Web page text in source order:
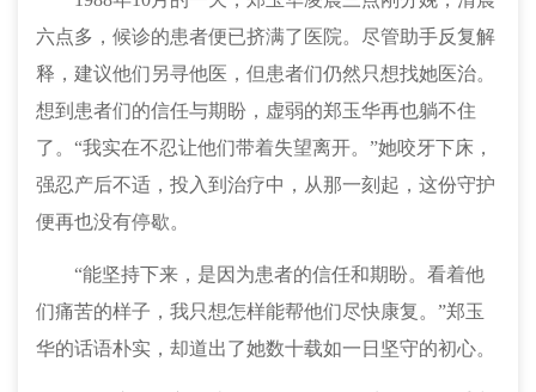
六点多，候诊的患者便已挤满了医院。尽管助手反复解
释，建议他们另寻他医，但患者们仍然只想找她医治。
想到患者们的信任与期盼，虚弱的郑玉华再也躺不住
了。“我实在不忍让他们带着失望离开。”她咬牙下床，
强忍产后不适，投入到治疗中，从那一刻起，这份守护
便再也没有停歇。
“能坚持下来，是因为患者的信任和期盼。看着他
们痛苦的样子，我只想怎样能帮他们尽快康复。”郑玉
华的话语朴实，却道出了她数十载如一日坚守的初心。